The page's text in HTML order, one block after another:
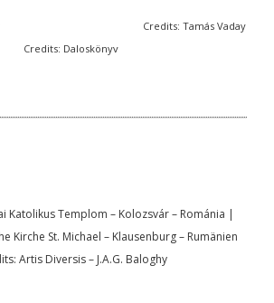
Credits: Daloskönyv
Credits: Tamás Vaday
Katolikus Templom – Kolozsvár – Románia |
Kirche St. Michael – Klausenburg – Rumänien
Artis Diversis – J.A.G. Baloghy